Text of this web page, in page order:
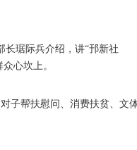
琚际兵介绍，讲“邘新社
心坎上。
子帮扶慰问、消费扶贫、文